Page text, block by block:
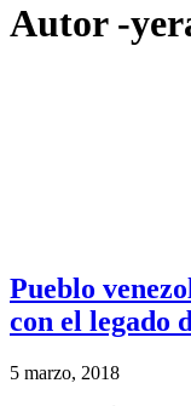
Autor -
Pueblo
con el legado
5 marzo, 2018